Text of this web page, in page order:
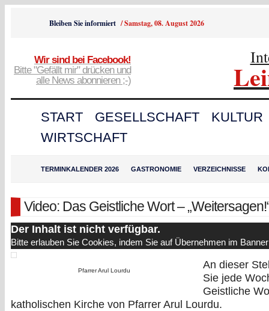
Bleiben Sie informiert /Samstag, 08. August 2026
Wir sind bei Facebook!
Bitte "Gefällt mir" drücken und
alle News abonnieren ;-)
START GESELLSCHAFT
KULTUR
WIRTSCHAFT
TERMINKALENDER 2026 GASTRONOMIE VERZEICHNISSE
Video: Das Geistliche Wort –
Der Inhalt ist nicht verfügbar.
Bitte erlauben Sie Cookies, indem Sie auf Übernehmen im
Pfarrer Arul Lourdu
An dieser
Sie jede
Geistliche
katholischen Kirche von Pfarrer Arul Lourdu.